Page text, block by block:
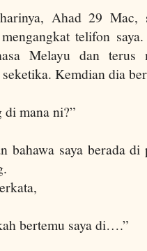
harinya, Ahad 29
telifon
Melayu dan terus
Kemdian dia
di mana ni?”
bahawa saya berada
bertemu saya di….”